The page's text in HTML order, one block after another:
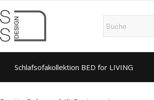
Schlafsofakollektion BED for LIVING